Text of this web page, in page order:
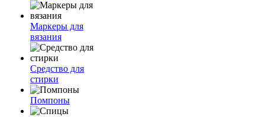
Маркеры для
вязания
Средство для
стирки
Помпоны